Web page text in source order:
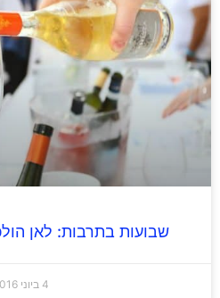
שבועות בתרבות: לאן